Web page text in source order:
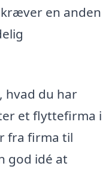
en anden
hvad du har
et flyttefirma i
fra firma til
god idé at